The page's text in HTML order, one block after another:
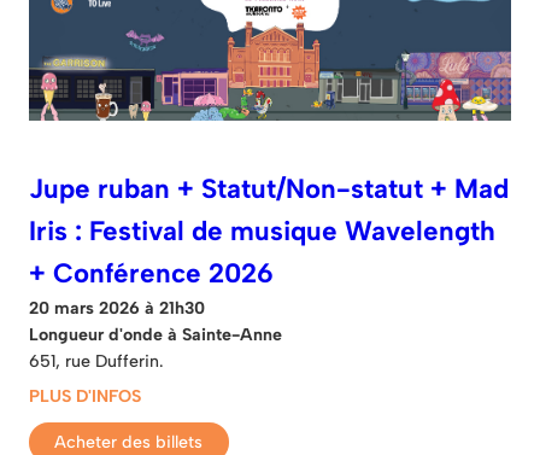
Jupe ruban + Statut/Non-statut + Mad
Iris : Festival de musique Wavelength
+ Conférence 2026
20 mars 2026 à 21h30
Longueur d'onde à Sainte-Anne
651, rue Dufferin.
PLUS D'INFOS
Acheter des billets